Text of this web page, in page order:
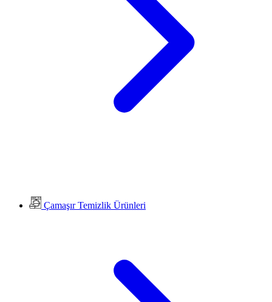
Çamaşır Temizlik Ürünleri